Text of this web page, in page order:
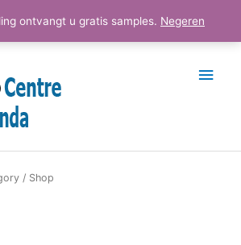
ontvangt u gratis samples. Negeren
/ Shop